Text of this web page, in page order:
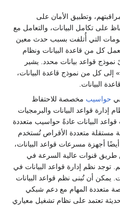
وتطبيق الأمان على
على تكامل البيانات، والتعامل مع
التي أُتلفت بسبب حدث معين
كل من قاعدة البيانات ونظام
نموذج قواعد بيانات محدد. يشير
إلى كل من نموذج قاعدة البيانات،
البيانات.
حواسيب مخصصة للاحتفاظ
إدارة قواعد البيانات والبرمجيات
البيانات عادةً حواسيب متعددة
مستقلة متعددة الأقراص تُستخدم
أجهزة مسرعات قواعد البيانات،
طريق قنوات عالية السرعة في
توجد نظم إدارة قواعد البيانات في
يمكن أن تُبنى نظم قواعد البيانات
متعددة المهام مع دعم شبكي
تعتمد على نظام تشغيل معياري